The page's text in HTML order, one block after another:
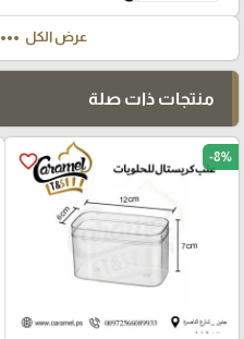
عرض الكل more_horiz
منتجات ذات صلة
favorite_border -8%